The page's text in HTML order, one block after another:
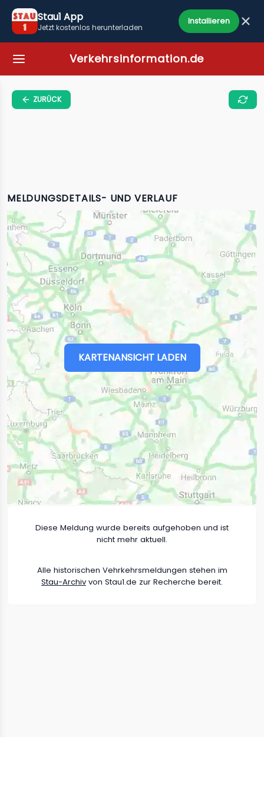
Stau1 App
Jetzt kostenlos herunterladen
Installieren
Verkehrsinformation.de
ZURÜCK
MELDUNGSDETAILS- UND VERLAUF
KARTENANSICHT LADEN
Diese Meldung wurde bereits aufgehoben und ist
nicht mehr aktuell.
Alle historischen Vehrkehrsmeldungen stehen im
Stau-Archiv von Stau1.de zur Recherche bereit.